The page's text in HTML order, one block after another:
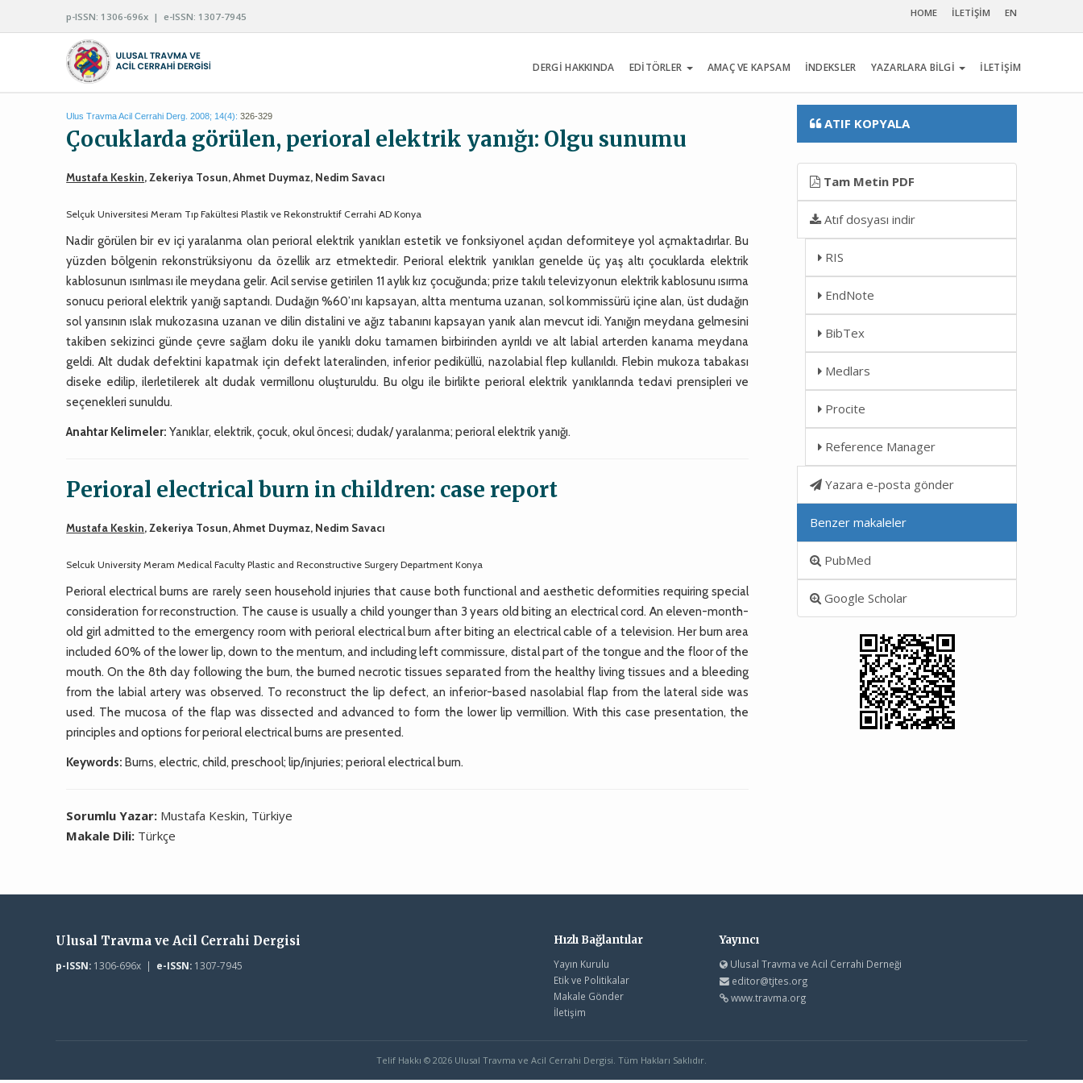
p-ISSN: 1306-696x | e-ISSN: 1307-7945 HOME İLETİŞİM EN
DERGİ HAKKINDA EDİTÖRLER AMAÇ VE KAPSAM İNDEKSLER YAZARLARA BİLGİ İLETİŞİM
Ulus Travma Acil Cerrahi Derg. 2008; 14(4): 326-329
Çocuklarda görülen, perioral elektrik yanığı: Olgu sunumu
Mustafa Keskin, Zekeriya Tosun, Ahmet Duymaz, Nedim Savacı
Selçuk Universitesi Meram Tıp Fakültesi Plastik ve Rekonstruktif Cerrahi AD Konya
Nadir görülen bir ev içi yaralanma olan perioral elektrik yanıkları estetik ve fonksiyonel açıdan deformiteye yol açmaktadırlar. Bu
yüzden bölgenin rekonstrüksiyonu da özellik arz etmektedir. Perioral elektrik yanıkları genelde üç yaş altı çocuklarda elektrik
kablosunun ısırılması ile meydana gelir. Acil servise getirilen 11 aylık kız çocuğunda; prize takılı televizyonun elektrik kablosunu ısırma
sonucu perioral elektrik yanığı saptandı. Dudağın %60’ını kapsayan, altta mentuma uzanan, sol kommissürü içine alan, üst dudağın
sol yarısının ıslak mukozasına uzanan ve dilin distalini ve ağız tabanını kapsayan yanık alan mevcut idi. Yanığın meydana gelmesini
takiben sekizinci günde çevre sağlam doku ile yanıklı doku tamamen birbirinden ayrıldı ve alt labial arterden kanama meydana
geldi. Alt dudak defektini kapatmak için defekt lateralinden, inferior pediküllü, nazolabial flep kullanıldı. Flebin mukoza tabakası
diseke edilip, ilerletilerek alt dudak vermillonu oluşturuldu. Bu olgu ile birlikte perioral elektrik yanıklarında tedavi prensipleri ve
seçenekleri sunuldu.
Anahtar Kelimeler: Yanıklar, elektrik, çocuk, okul öncesi; dudak/ yaralanma; perioral elektrik yanığı.
Perioral electrical burn in children: case report
Mustafa Keskin, Zekeriya Tosun, Ahmet Duymaz, Nedim Savacı
Selcuk University Meram Medical Faculty Plastic and Reconstructive Surgery Department Konya
Perioral electrical burns are rarely seen household injuries that cause both functional and aesthetic deformities requiring special
consideration for reconstruction. The cause is usually a child younger than 3 years old biting an electrical cord. An eleven-month-
old girl admitted to the emergency room with perioral electrical burn after biting an electrical cable of a television. Her burn area
included 60% of the lower lip, down to the mentum, and including left commissure, distal part of the tongue and the floor of the
mouth. On the 8th day following the burn, the burned necrotic tissues separated from the healthy living tissues and a bleeding
from the labial artery was observed. To reconstruct the lip defect, an inferior-based nasolabial flap from the lateral side was
used. The mucosa of the flap was dissected and advanced to form the lower lip vermillion. With this case presentation, the
principles and options for perioral electrical burns are presented.
Keywords: Burns, electric, child, preschool; lip/injuries; perioral electrical burn.
Sorumlu Yazar: Mustafa Keskin, Türkiye
Makale Dili: Türkçe
ATIF KOPYALA
Tam Metin PDF
Atıf dosyası indir
RIS
EndNote
BibTex
Medlars
Procite
Reference Manager
Yazara e-posta gönder
Benzer makaleler
PubMed
Google Scholar
Ulusal Travma ve Acil Cerrahi Dergisi
p-ISSN:1306-696x | e-ISSN:1307-7945
Hızlı Bağlantılar
Yayın Kurulu
Etik ve Politikalar
Makale Gönder
İletişim
Yayıncı
Ulusal Travma ve Acil Cerrahi Derneği
editor@tjtes.org
www.travma.org
Telif Hakkı © 2026 Ulusal Travma ve Acil Cerrahi Dergisi. Tüm Hakları Saklıdır.